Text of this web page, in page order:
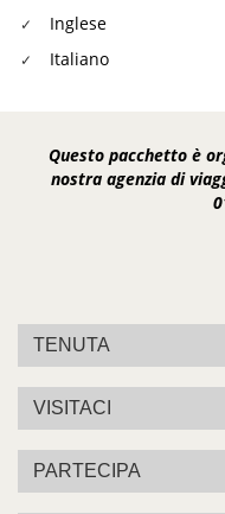
Inglese
Italiano
Questo pacchetto è
nostra agenzia di
TENUTA
VISITACI
PARTECIPA